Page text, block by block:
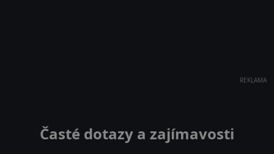
REKLAMA
Časté dotazy a zajímavosti